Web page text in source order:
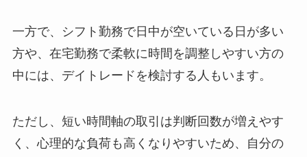
一方で、シフト勤務で日中が空いている日が多い
方や、在宅勤務で柔軟に時間を調整しやすい方の
中には、デイトレードを検討する人もいます。
ただし、短い時間軸の取引は判断回数が増えやす
く、心理的な負荷も高くなりやすいため、自分の